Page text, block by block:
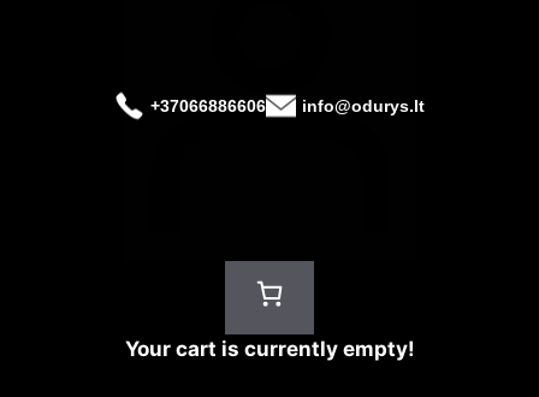
+37066886606 info@odurys.lt
Your cart is currently empty!